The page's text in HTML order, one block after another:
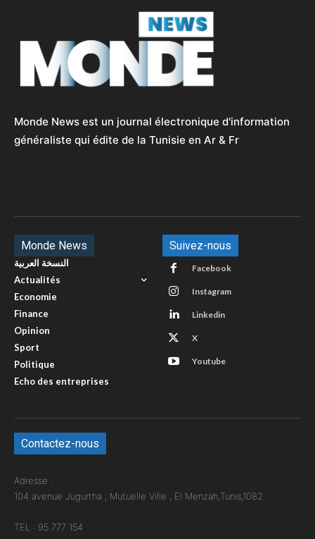
Monde News est un journal électronique d'information
généraliste qui édite de la Tunisie en Ar & Fr
Monde News
النسخة العربية
Actualités
Economie
Finance
Opinion
Sport
Politique
Echo des entreprises
Suivez-nous
Facebook
Instagram
Linkedin
X
Youtube
Contactez-nous
Adresse :
104 avenue Jugurtha , Mutuelle Ville , El Menzah,Tunis,1082
TEL : 95 777 154